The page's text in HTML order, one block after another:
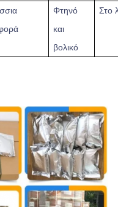
Φτηνό
και
βολικό
Στο